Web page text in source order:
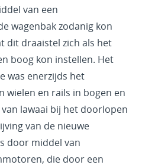
van een
wagenbak zodanig kon
dit draaistel zich als het
boog kon instellen. Het
was enerzijds het
wielen en rails in bogen en
lawaai bij het doorlopen
van de nieuwe
door middel van
die door een